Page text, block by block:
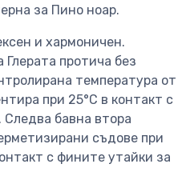
за Пино ноар.
и хармоничен.
протича без
температура от
при 25°C в контакт с
бавна втора
съдове при
с фините утайки за